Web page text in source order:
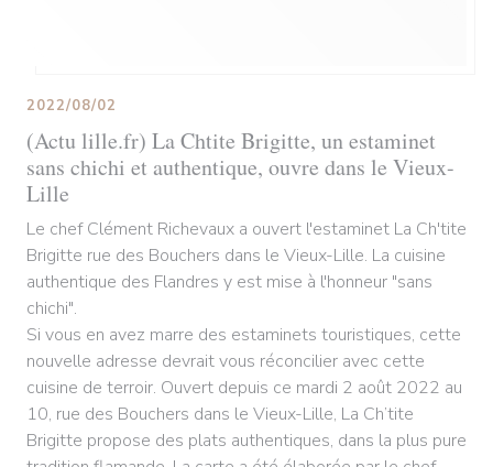
(Actu lille.fr) La Chtite Brigitte, un estaminet
sans chichi et authentique, ouvre dans le Vieux-
Lille
2022/08/02
Le chef Clément Richevaux a ouvert l'estaminet La Ch'tite
Brigitte rue des Bouchers dans le Vieux-Lille. La cuisine
authentique des Flandres y est mise à l'honneur "sans
chichi".
Si vous en avez marre des estaminets touristiques, cette
nouvelle adresse devrait vous réconcilier avec cette
cuisine de terroir. Ouvert depuis ce mardi 2 août 2022 au
10, rue des Bouchers dans le Vieux-Lille, La Ch’tite
Brigitte propose des plats authentiques, dans la plus pure